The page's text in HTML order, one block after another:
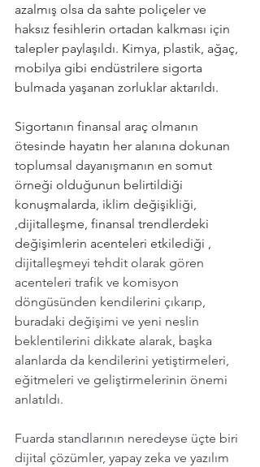
azalmış olsa da sahte poliçeler ve
haksız fesihlerin ortadan kalkması için
talepler paylaşıldı. Kimya, plastik, ağaç,
mobilya gibi endüstrilere sigorta
bulmada yaşanan zorluklar aktarıldı.
Sigortanın finansal araç olmanın
ötesinde hayatın her alanına dokunan
toplumsal dayanışmanın en somut
örneği olduğunun belirtildiği
konuşmalarda, iklim değişikliği,
,dijitalleşme, finansal trendlerdeki
değişimlerin acenteleri etkilediği ,
dijitalleşmeyi tehdit olarak gören
acenteleri trafik ve komisyon
döngüsünden kendilerini çıkarıp,
buradaki değişimi ve yeni neslin
beklentilerini dikkate alarak, başka
alanlarda da kendilerini yetiştirmeleri,
eğitmeleri ve geliştirmelerinin önemi
anlatıldı.
Fuarda standlarının neredeyse üçte biri
dijital çözümler, yapay zeka ve yazılım